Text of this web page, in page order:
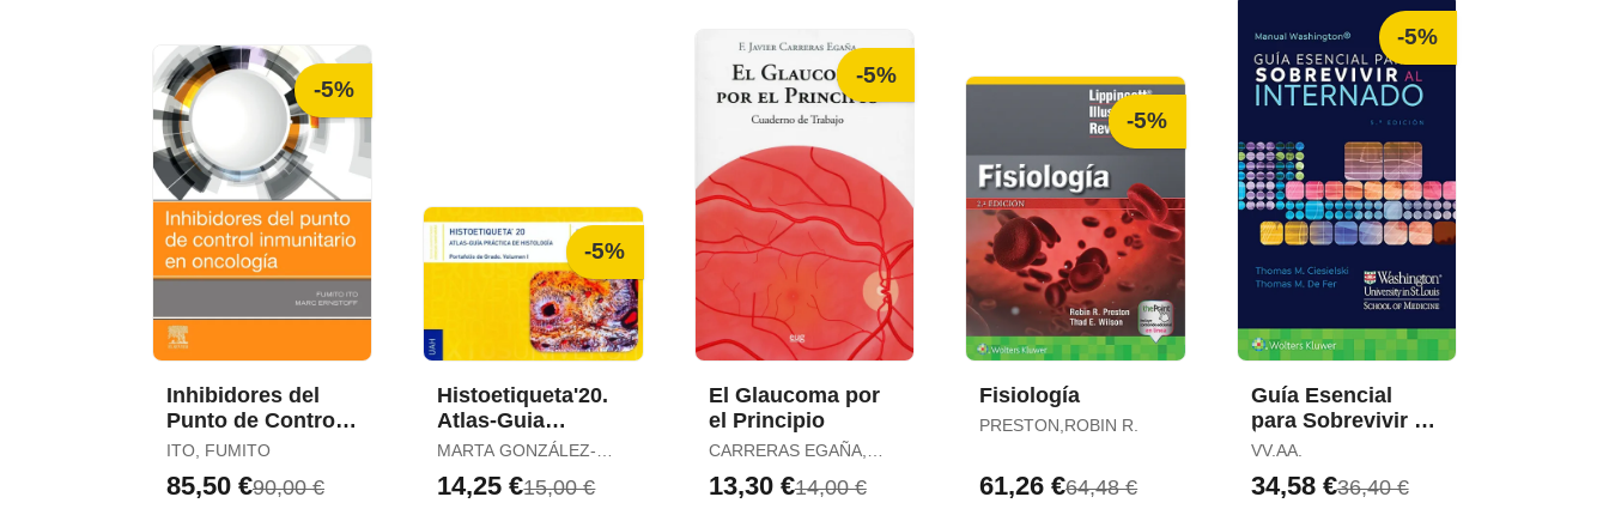
-5%
Inhibidores del
Punto de Control
Inmunitario en
Oncología
ITO, FUMITO
90,00 €
85,50 €
-5%
Histoetiqueta'20.
Atlas-Guia
Práctica de
Histología.
Portafolio de
MARTA GONZÁLEZ-
15,00 €
14,25 €
-5%
El Glaucoma por
el Principio
CARRERAS EGAÑA,
14,00 €
13,30 €
-5%
Fisiología
PRESTON,ROBIN R.
64,48 €
61,26 €
-5%
Guía Esencial
para Sobrevivir Al
Internado
VV.AA.
36,40 €
34,58 €